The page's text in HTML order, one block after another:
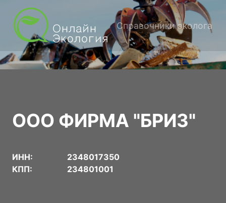
Справочники эколога
ООО ФИРМА "БРИЗ"
ИНН:
2348017350
КПП:
234801001